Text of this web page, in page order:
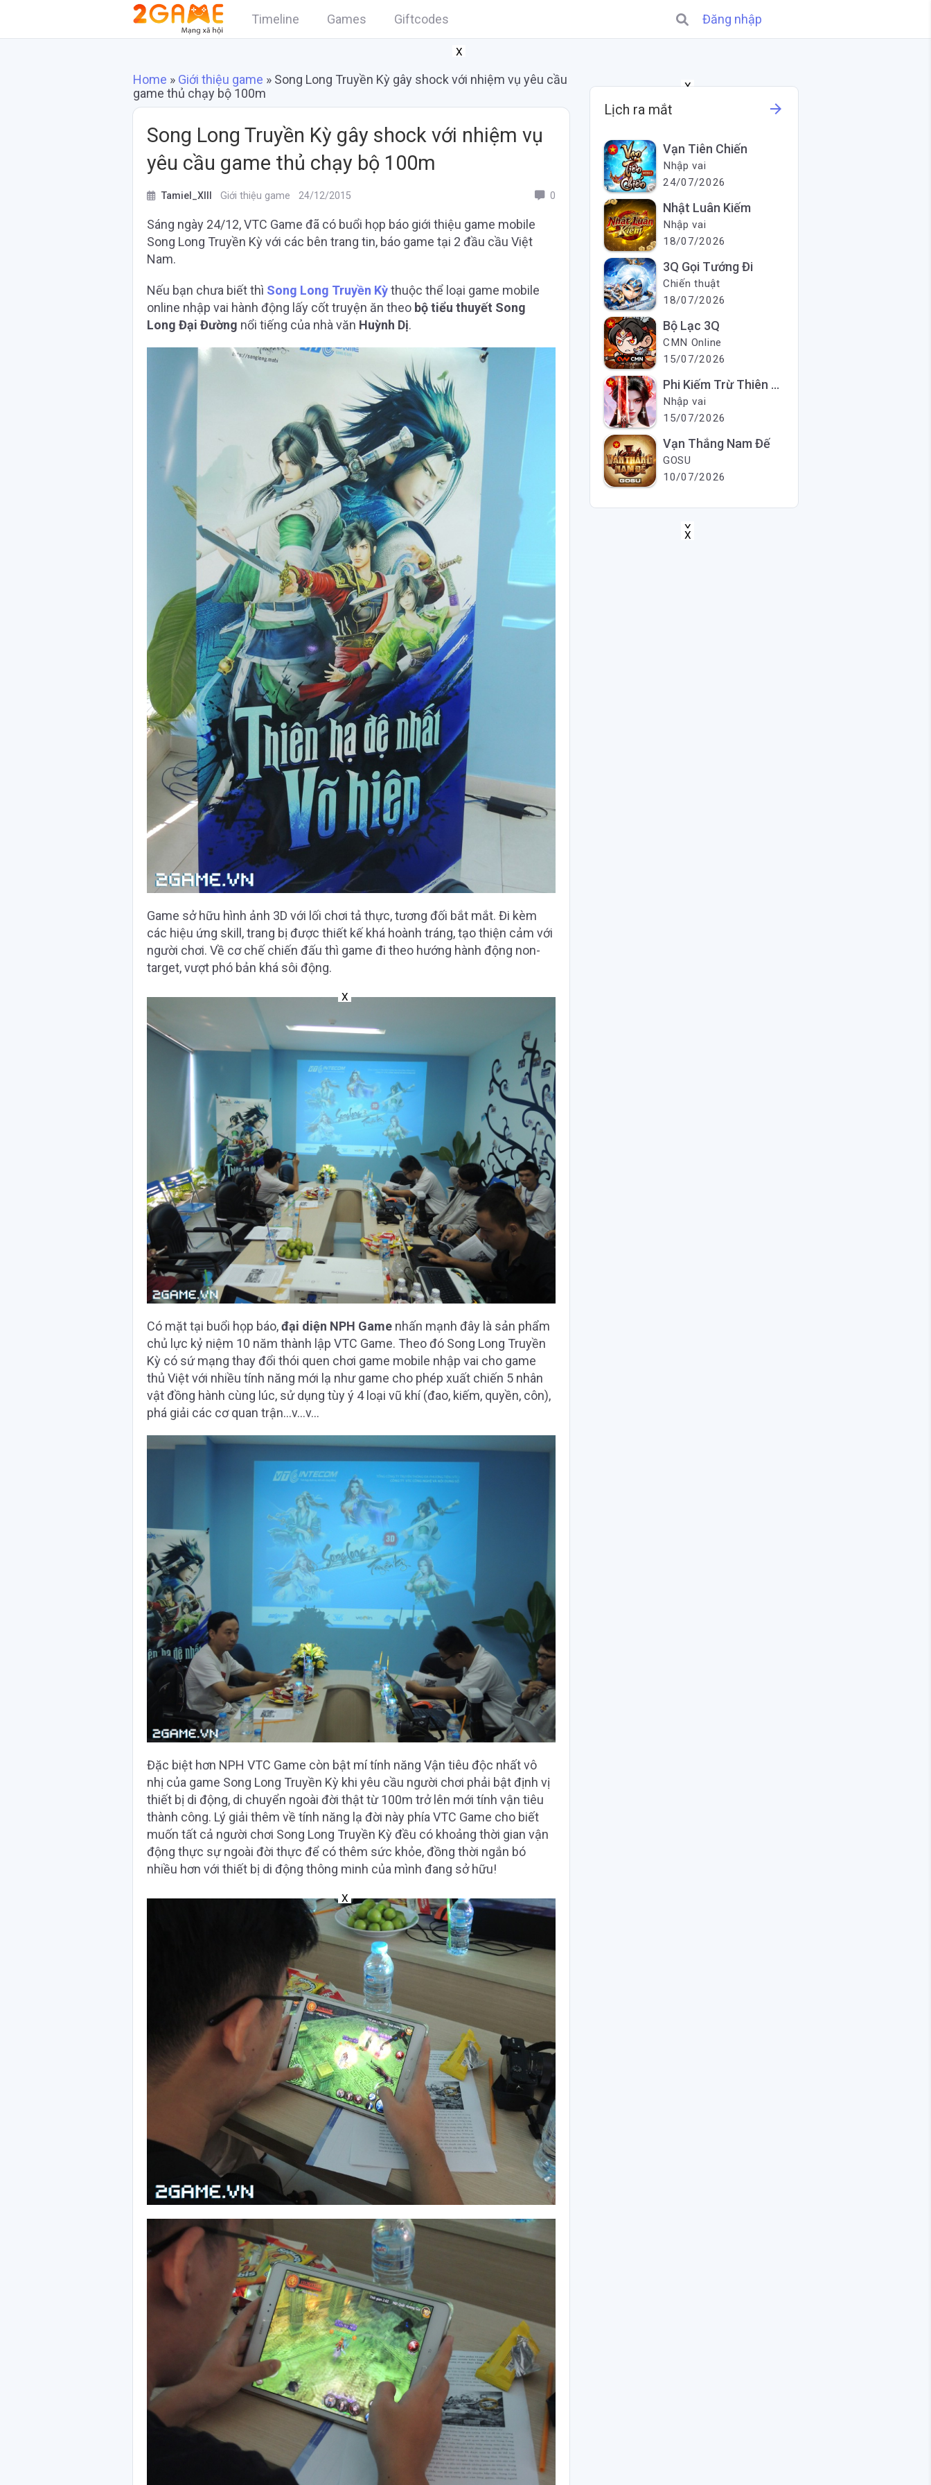
Timeline Games Giftcodes Đăng nhập
X
X
Lịch ra mắt arrow_forward
Vạn Tiên Chiến
Nhập vai
24/07/2026
Nhật Luân Kiếm
Nhập vai
18/07/2026
3Q Gọi Tướng Đi
Chiến thuật
18/07/2026
Bộ Lạc 3Q
CMN Online
15/07/2026
Phi Kiếm Trừ Thiên Ma
Nhập vai
15/07/2026
Vạn Thắng Nam Đế
GOSU
10/07/2026
X
X
Home » Giới thiệu game » Song Long Truyền Kỳ gây shock với nhiệm vụ yêu cầu
game thủ chạy bộ 100m
Song Long Truyền Kỳ gây shock với nhiệm vụ
yêu cầu game thủ chạy bộ 100m
Tamiel_XIII Giới thiệu game 24/12/2015 0
Sáng ngày 24/12, VTC Game đã có buổi họp báo giới thiệu game mobile
Song Long Truyền Kỳ với các bên trang tin, báo game tại 2 đầu cầu Việt
Nam.
Nếu bạn chưa biết thì Song Long Truyền Kỳthuộc thể loại game mobile
online nhập vai hành động lấy cốt truyện ăn theo bộ tiểu thuyết Song
Long Đại Đường nổi tiếng của nhà văn Huỳnh Dị.
Game sở hữu hình ảnh 3D với lối chơi tả thực, tương đối bắt mắt. Đi kèm
các hiệu ứng skill, trang bị được thiết kế khá hoành tráng, tạo thiện cảm với
người chơi. Về cơ chế chiến đấu thì game đi theo hướng hành động non-
target, vượt phó bản khá sôi động.
X
Có mặt tại buổi họp báo,đại diện NPH Game nhấn mạnh đây là sản phẩm
chủ lực kỷ niệm 10 năm thành lập VTC Game. Theo đó Song Long Truyền
Kỳ có sứ mạng thay đổi thói quen chơi game mobile nhập vai cho game
thủ Việt với nhiều tính năng mới lạ như game cho phép xuất chiến 5 nhân
vật đồng hành cùng lúc, sử dụng tùy ý 4 loại vũ khí (đao, kiếm, quyền, côn),
phá giải các cơ quan trận…v…v…
Đặc biệt hơn NPH VTC Game còn bật mí tính năng Vận tiêu độc nhất vô
nhị của game Song Long Truyền Kỳ khi yêu cầu người chơi phải bật định vị
thiết bị di động, di chuyển ngoài đời thật từ 100m trở lên mới tính vận tiêu
thành công. Lý giải thêm về tính năng lạ đời này phía VTC Game cho biết
muốn tất cả người chơi Song Long Truyền Kỳ đều có khoảng thời gian vận
động thực sự ngoài đời thực để có thêm sức khỏe, đồng thời ngắn bó
nhiều hơn với thiết bị di động thông minh của mình đang sở hữu!
X